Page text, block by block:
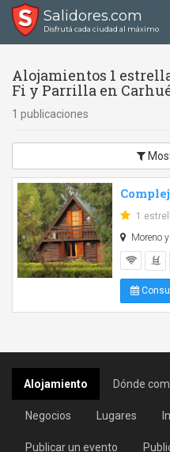
Salidores.com
Disfrutá cada ciudad al máximo
Alojamientos 1
Fi y Parrilla en
1 publicaciones
1
Moreno
Alojamiento Dónde
Negocios Lugares
Publicar un evento